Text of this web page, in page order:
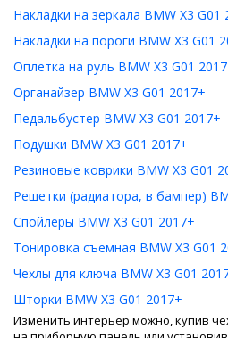
Накладки на зеркала BMW X3 G01
Накладки на пороги BMW X3 G01
Оплетка на руль BMW X3 G01
Органайзер BMW X3 G01 2017+
Педальбустер BMW X3 G01 2017+
Подушки BMW X3 G01 2017+
Резиновые коврики BMW X3 G01
Решетки (радиатора, в бампер)
Спойлеры BMW X3 G01 2017+
Тонировка съемная BMW X3 G01
Чехлы для ключа BMW X3 G01
Шторки BMW X3 G01 2017+
Изменить интерьер можно, купив